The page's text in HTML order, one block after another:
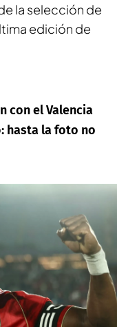
la selección de
edición de
con el Valencia
hasta la foto no